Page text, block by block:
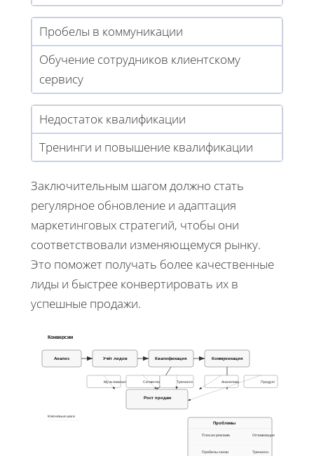
Пробелы в коммуникации
Обучение сотрудников клиентскому
сервису
Недостаток квалификации
Тренинги и повышение квалификации
Заключительным шагом должно стать
регулярное обновление и адаптация
маркетинговых стратегий, чтобы они
соответствовали изменяющемуся рынку.
Это поможет получать более качественные
лиды и быстрее конвертировать их в
успешные продажи.
Конверсии
Анализ Учёт лидов Квалификация Коммуникация
Рост продаж
Мультиканалы Сегментация Тренинги Аналитика Продукт
Ключевые шаги
Проблемы
Плохая реклама Оптимизация
Пробелы связи Тренинги